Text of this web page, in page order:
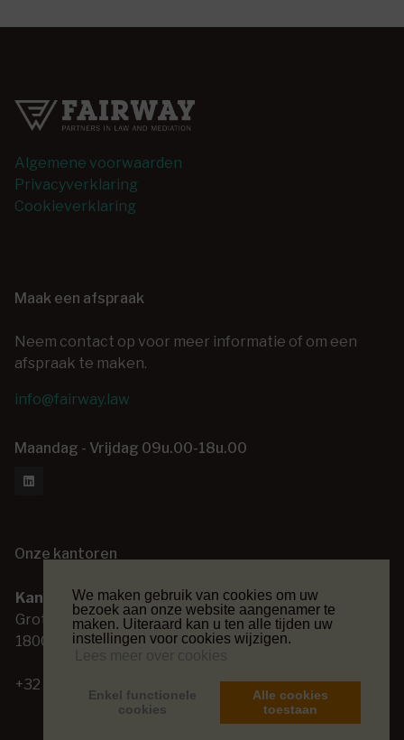
We maken gebruik van cookies om uw
bezoek aan onze website aangenamer te
maken. Uiteraard kan u ten alle tijden uw
instellingen voor cookies wijzigen.
Enkel functionele
cookies
Alle cookies
toestaan
Algemene voorwaarden
Privacyverklaring
Cookieverklaring
Maak een afspraak
Neem contact op voor meer informatie of om een
afspraak te maken.
info@fairway.law
Maandag - Vrijdag 09u.00-18u.00
Onze kantoren
Kantoor Vilvoorde
Grote Markt 14
1800 Vilvoorde
+32 (0) 2 253 26 00
Kantoor Lede
Kasteeldreef 48
9340 Lede
+32 (0) 53 80 45 70